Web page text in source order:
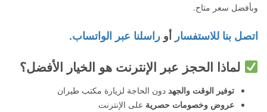
وبأفضل سعر متاح.
اتصل بنا للاستفسار أو راسلنا عبر الواتساب.
لماذا الحجز عبر الإنترنت هو الخيار الأفضل؟
توفير الوقت والجهد دون الحاجة لزيارة مكتب طيران
عروض وخصومات حصرية على الإنترنت